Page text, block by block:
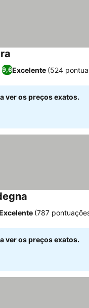
9,6Excelente (524
ver os preços exatos.
(787
ver os preços exatos.